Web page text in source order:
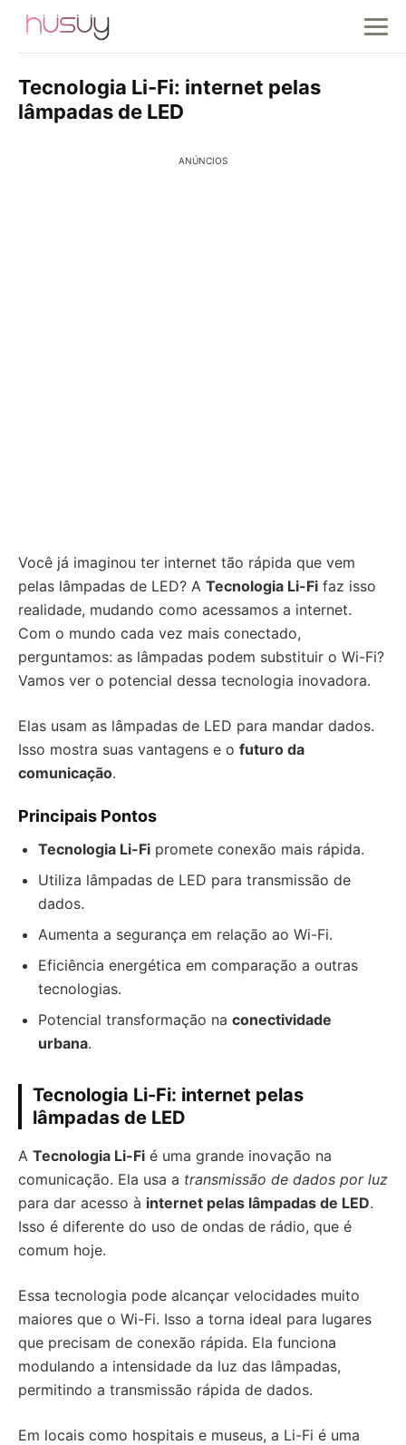
Tecnologia Li-Fi: internet pelas
lâmpadas de LED
ANÚNCIOS
Você já imaginou ter internet tão rápida que vem
pelas lâmpadas de LED? A Tecnologia Li-Fi faz isso
realidade, mudando como acessamos a internet.
Com o mundo cada vez mais conectado,
perguntamos: as lâmpadas podem substituir o Wi-Fi?
Vamos ver o potencial dessa tecnologia inovadora.
Elas usam as lâmpadas de LED para mandar dados.
Isso mostra suas vantagens e o futuro da
comunicação.
Principais Pontos
Tecnologia Li-Fi promete conexão mais rápida.
Utiliza lâmpadas de LED para transmissão de
dados.
Aumenta a segurança em relação ao Wi-Fi.
Eficiência energética em comparação a outras
tecnologias.
Potencial transformação na conectividade
urbana.
Tecnologia Li-Fi: internet pelas
lâmpadas de LED
A Tecnologia Li-Fi é uma grande inovação na
comunicação. Ela usa a transmissão de dados por luz
para dar acesso à internet pelas lâmpadas de LED.
Isso é diferente do uso de ondas de rádio, que é
comum hoje.
Essa tecnologia pode alcançar velocidades muito
maiores que o Wi-Fi. Isso a torna ideal para lugares
que precisam de conexão rápida. Ela funciona
modulando a intensidade da luz das lâmpadas,
permitindo a transmissão rápida de dados.
Em locais como hospitais e museus, a Li-Fi é uma